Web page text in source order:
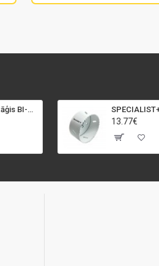
SPECIALIST+ caurumu zāģis BI-METAL, 95 mm
13.77€